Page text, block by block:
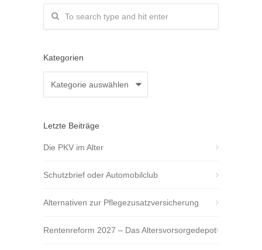
Kategorien
Letzte Beiträge
Die PKV im Alter
Schutzbrief oder Automobilclub
Alternativen zur Pflegezusatzversicherung
Rentenreform 2027 – Das Altersvorsorgedepot